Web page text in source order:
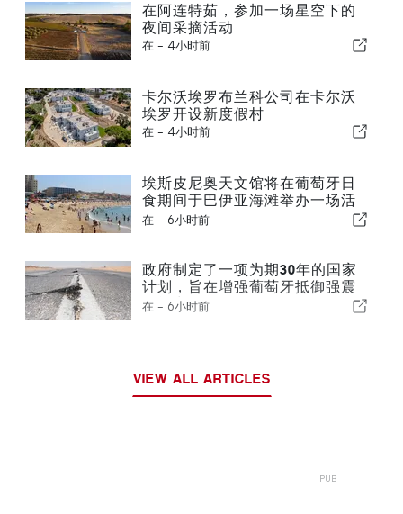
在阿连特茹，参加一场星空下的
夜间采摘活动
在 - 4小时前
卡尔沃埃罗布兰科公司在卡尔沃
埃罗开设新度假村
在 - 4小时前
埃斯皮尼奥天文馆将在葡萄牙日
食期间于巴伊亚海滩举办一场活
动
在 - 6小时前
政府制定了一项为期30年的国家
计划，旨在增强葡萄牙抵御强震
的能力
在 - 6小时前
VIEW ALL ARTICLES